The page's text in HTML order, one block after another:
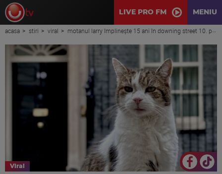
LIVE PRO FM MENIU
acasa stiri viral motanul larry împlineşte 15 ani în downing street 10. povestea felinei care a cucerit liderii lumii
Viral